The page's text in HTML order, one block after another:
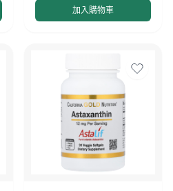
加入購物車